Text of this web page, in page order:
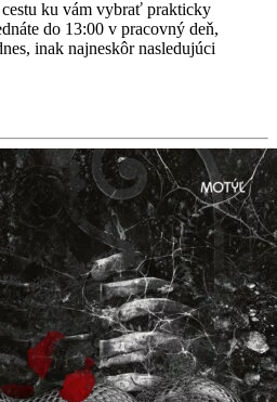
ku vám vybrať prakticky
do 13:00 v pracovný deň,
inak najneskôr nasledujúci